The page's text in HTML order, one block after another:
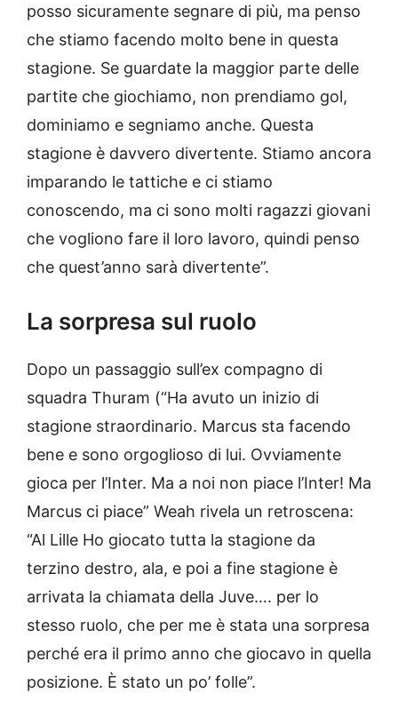
posso sicuramente segnare di più, ma penso
che stiamo facendo molto bene in questa
stagione. Se guardate la maggior parte delle
partite che giochiamo, non prendiamo gol,
dominiamo e segniamo anche. Questa
stagione è davvero divertente. Stiamo ancora
imparando le tattiche e ci stiamo
conoscendo, ma ci sono molti ragazzi giovani
che vogliono fare il loro lavoro, quindi penso
che quest’anno sarà divertente”.
La sorpresa sul ruolo
Dopo un passaggio sull’ex compagno di
squadra Thuram (“Ha avuto un inizio di
stagione straordinario. Marcus sta facendo
bene e sono orgoglioso di lui. Ovviamente
gioca per l’Inter. Ma a noi non piace l’Inter! Ma
Marcus ci piace” Weah rivela un retroscena:
“Al Lille Ho giocato tutta la stagione da
terzino destro, ala, e poi a fine stagione è
arrivata la chiamata della Juve…. per lo
stesso ruolo, che per me è stata una sorpresa
perché era il primo anno che giocavo in quella
posizione. È stato un po’ folle”.